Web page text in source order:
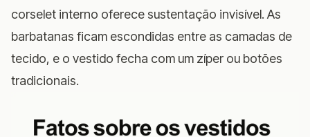
corselet interno oferece sustentação invisível. As
barbatanas ficam escondidas entre as camadas de
tecido, e o vestido fecha com um zíper ou botões
tradicionais.